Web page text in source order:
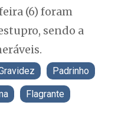
(6) foram
sendo a
Padrinho
Flagrante